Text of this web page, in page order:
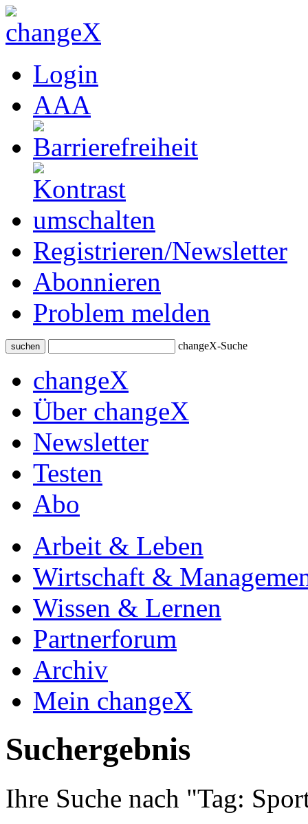
Login
AAA
Registrieren/Newsletter
Abonnieren
Problem melden
suchen changeX-Suche
changeX
Über changeX
Newsletter
Testen
Abo
Arbeit & Leben
Wirtschaft &
Wissen & Lernen
Partnerforum
Archiv
Mein changeX
Suchergebnis
Ihre Suche nach "Tag: